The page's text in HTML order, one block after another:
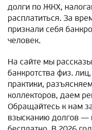
долги по ЖКХ,
расплатиться. За
признали себя
человек.
На сайте мы
банкротства физ.
практики,
коллекторов, даем
Обращайтесь к нам
взысканию долгов —